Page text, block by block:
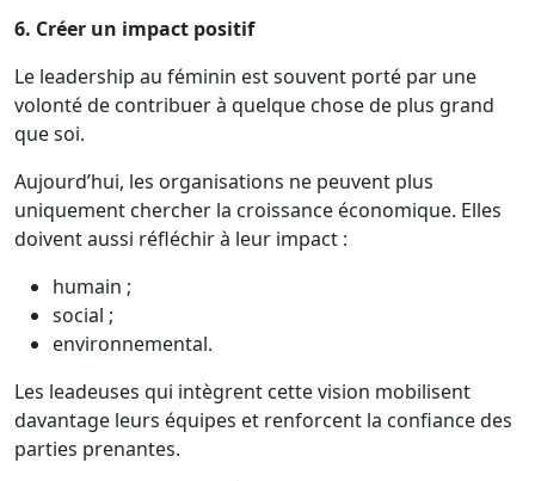
6. Créer un impact positif
Le leadership au féminin est souvent porté par une
volonté de contribuer à quelque chose de plus grand
que soi.
Aujourd’hui, les organisations ne peuvent plus
uniquement chercher la croissance économique. Elles
doivent aussi réfléchir à leur impact :
humain ;
social ;
environnemental.
Les leadeuses qui intègrent cette vision mobilisent
davantage leurs équipes et renforcent la confiance des
parties prenantes.